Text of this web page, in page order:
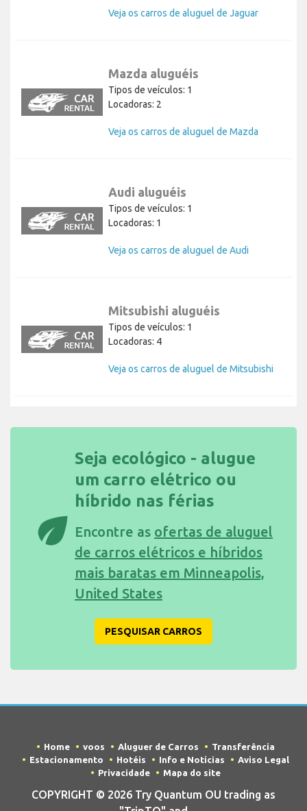
Veja os carros de aluguel de Jaguar
Mazda aluguéis
Tipos de veículos: 1
Locadoras: 2
Veja os carros de aluguel de Mazda
Audi aluguéis
Tipos de veículos: 1
Locadoras: 1
Veja os carros de aluguel de Audi
Mitsubishi aluguéis
Tipos de veículos: 1
Locadoras: 4
Veja os carros de aluguel de Mitsubishi
eco
Seja ecológico - alugue
um carro elétrico ou
híbrido nas férias
Encontre as ofertas de aluguel
de carros elétricos e híbridos
mais baratas em Minneapolis,
United States
PESQUISAR CARROS
Home voos Aluguer de Carros
Transferência
Estacionamento
Hotéis Info e Notícias
Aviso Legal
Privacidade
Mapa do site
COPYRIGHT © 2026 Try Quantum OU trading as